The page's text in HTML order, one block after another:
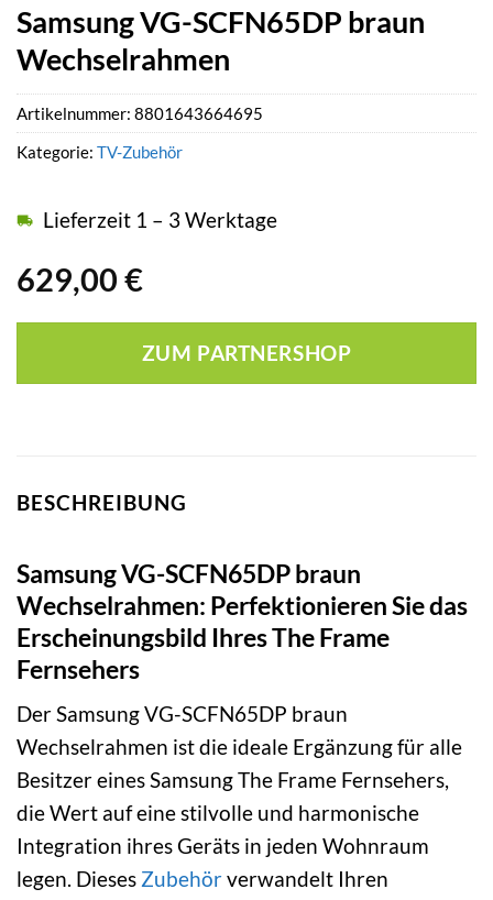
Samsung VG-SCFN65DP braun
Wechselrahmen
629,00 €
Lieferzeit 1 – 3 Werktage
ZUM PARTNERSHOP
Artikelnummer: 8801643664695
Kategorie: TV-Zubehör
BESCHREIBUNG
Samsung VG-SCFN65DP braun
Wechselrahmen: Perfektionieren Sie das
Erscheinungsbild Ihres The Frame
Fernsehers
Der Samsung VG-SCFN65DP braun
Wechselrahmen ist die ideale Ergänzung für alle
Besitzer eines Samsung The Frame Fernsehers,
die Wert auf eine stilvolle und harmonische
Integration ihres Geräts in jeden Wohnraum
legen. Dieses Zubehörverwandelt Ihren